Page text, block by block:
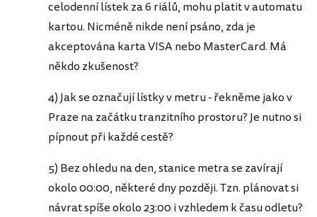
celodenní lístek za 6 riálů, mohu platit v automatu
kartou. Nicméně nikde není psáno, zda je
akceptována karta VISA nebo MasterCard. Má
někdo zkušenost?
4) Jak se označují lístky v metru - řekněme jako v
Praze na začátku tranzitního prostoru? Je nutno si
pípnout při každé cestě?
5) Bez ohledu na den, stanice metra se zavírají
okolo 00:00, některé dny později. Tzn. plánovat si
návrat spíše okolo 23:00 i vzhledem k času odletu?